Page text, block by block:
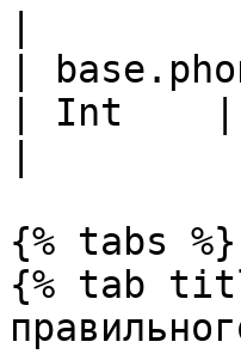
|
| Int    |
{% tabs %}
{% tab